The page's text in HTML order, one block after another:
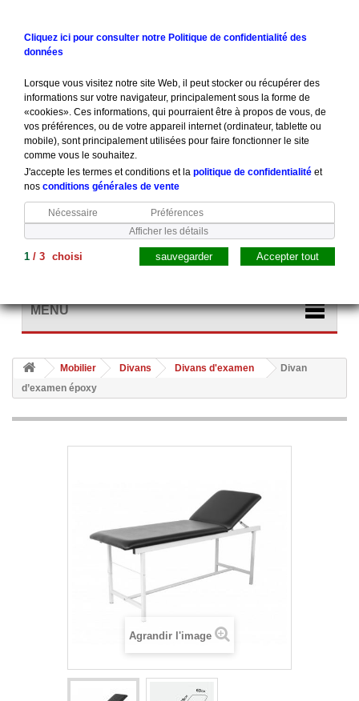
MENU
Mobilier Divans Divans d'examen
Divan
d’examen époxy
Agrandir l'image
Cliquez ici pour consulter notre Politique de confidentialité des
données
Lorsque vous visitez notre site Web, il peut stocker ou récupérer des
informations sur votre navigateur, principalement sous la forme de
«cookies». Ces informations, qui pourraient être à propos de vous, de
vos préférences, ou de votre appareil internet (ordinateur, tablette ou
mobile), sont principalement utilisées pour faire fonctionner le site
comme vous le souhaitez.
J'accepte les termes et conditions et lapolitique de confidentialité et
nos conditions générales de vente
Nécessaire
Préférences
Afficher les détails
1 /3 choisi Accepter tout
sauvegarder